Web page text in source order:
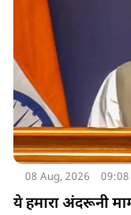
08 Aug, 2026 09:08
ये हमारा अंदरूनी